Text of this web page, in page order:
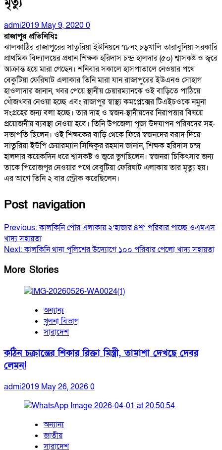
admi2019 May 9, 2020 0
রাজাপুর প্রতিনিধিঃ
ঝালকাঠির রাজাপুরের সাতুরিয়া ইউনিয়নে ৭৮নং চড়খালি তারাবুনিয়া সরকারি
প্রাথমিক বিদ্যালয়ের প্রধান শিক্ষক হরিদাস চন্দ্র হালদার (৫০) শ্বাসকষ্ট ও জ্বরে
আক্রান্ত হয়ে মারা গেছেন। শনিবার সকালে হাসপাতালে নেওয়ার পথে
বেকুটিয়া ফেরিঘাট এলাকার তিনি মারা যান রাজাপুরের ইউএনও সোহাগ
হাওলাদার জানান, খবর পেয়ে স্থানীয় চেয়ারম্যানকে ওই বাড়িতে পাঠিয়ে
খোঁজখবর নেওয়া হচ্ছে এবং রাজাপুর স্বাস্থ্য কমপ্লেক্সের টিএইচওকে নমুনা
সংগ্রহের জন্য বলা হচ্ছে। তার দাহ ও স্বজন-স্থানীয়দের নিরাপত্তার বিষয়ে
প্রয়োজনীয় ব্যবস্থা নেওয়া হবে। তিনি উপজেলা পূজা উদযাপন পরিষদের সহ-
সভাপতি ছিলেন। ওই শিক্ষকের বাড়ি থেকে ফিরে স্বজনদের বরাদ দিয়ে
সাতুরিয়া ইউপি চেয়ারম্যান সিদ্দিকুর রহমান জানান, শিক্ষক হরিদাস চন্দ্র
হালদার কয়েকদিন ধরে শ্বাসকষ্ট ও জ্বরে ভুগছিলেন। স্বজনরা চিকিৎসার জন্য
তাকে পিরোজপুর নেওয়ার পথে বেবুটিয়া ফেরিঘাট এলাকায় তার মৃত্যু হয়।
এর আগে তিনি ২ বার স্ট্রোক করেছিলেন।
Post navigation
Previous:কাল‌কি‌নি পৌর এলাকায় ২’হাজার ৪শ’ পরিবার পা‌চ্ছে ওএমএস
খাদ্য সহায়তা
Next:কালকিনি থানা পুলিশের উদ্যোগে ১০০ পরিবার পেলো খাদ্য সহায়তা
More Stories
অন্যান্য
খুলনা বিভাগ
সারাদেশ
কঠিন চক্রান্তের শিকার রিক্তা মিস্ত্রী, তামাশা দেখছে দেবর
লেমন!
admi2019 May 26, 20260
অন্যান্য
জাতীয়
সারাদেশ